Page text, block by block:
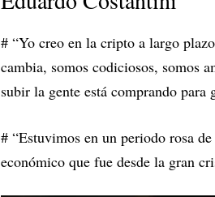
# “Yo creo en la cripto a largo
cambia, somos codiciosos, somos
subir la gente está comprando para
# “Estuvimos en un periodo rosa
económico que fue desde la gran